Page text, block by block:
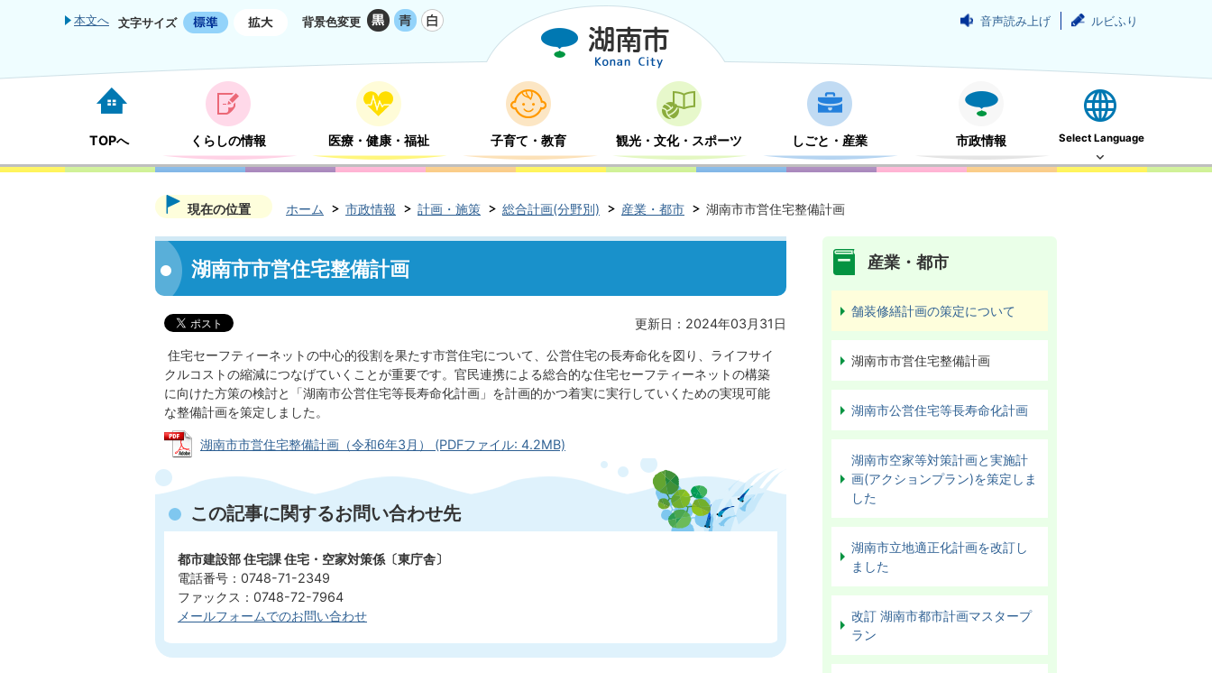
本文へ 文字サイズ 背景色変更 音声読み上げ ルビふり
TOPへ くらしの情報 医療・健康・福祉 子育て・教育 観光・文化・スポーツ しごと・産業 市政情報 Select Language
現在の位置 ホーム 市政情報 計画・施策 総合計画(分野別) 産業・都市 湖南市市営住宅整備計画
湖南市市営住宅整備計画
更新日：2024年03月31日
住宅セーフティーネットの中心的役割を果たす市営住宅について、公営住宅の長寿命化を図り、ライフサイ
クルコストの縮減につなげていくことが重要です。官民連携による総合的な住宅セーフティーネットの構築
に向けた方策の検討と「湖南市公営住宅等長寿命化計画」を計画的かつ着実に実行していくための実現可能
な整備計画を策定しました。
湖南市市営住宅整備計画（令和6年3月） (PDFファイル: 4.2MB)
この記事に関するお問い合わせ先
都市建設部 住宅課 住宅・空家対策係〔東庁舎〕
電話番号：0748-71-2349
ファックス：0748-72-7964
メールフォームでのお問い合わせ
産業・都市
舗装修繕計画の策定について
湖南市市営住宅整備計画
湖南市公営住宅等長寿命化計画
湖南市空家等対策計画と実施計
画(アクションプラン)を策定しま
した
湖南市立地適正化計画を改訂し
ました
改訂 湖南市都市計画マスタープ
ラン